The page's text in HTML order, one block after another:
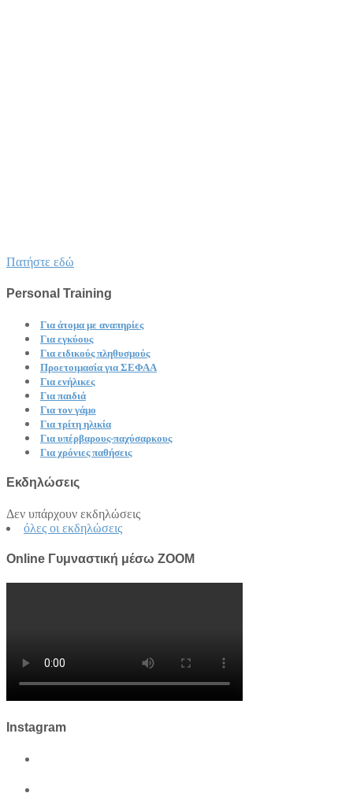
Πατήστε εδώ
Personal Training
Για άτομα με αναπηρίες
Για εγκύους
Για ειδικoύς πληθυσμούς
Προετοιμασία για ΣΕΦΑΑ
Για ενήλικες
Για παιδιά
Για τον γάμο
Για τρίτη ηλικία
Για υπέρβαρους-παχύσαρκους
Για χρόνιες παθήσεις
Εκδηλώσεις
Δεν υπάρχουν εκδηλώσεις
όλες οι εκδηλώσεις
Online Γυμναστική μέσω ZOOM
Instagram